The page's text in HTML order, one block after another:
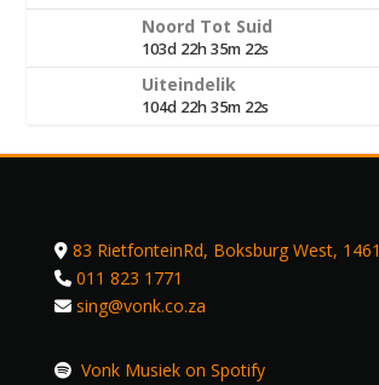
Noord Tot Suid
103d 22h 35m 22s
Uiteindelik
104d 22h 35m 22s
83 RietfonteinRd, Boksburg West, 1461
011 823 1771
sing@vonk.co.za
Vonk Musiek on Spotify